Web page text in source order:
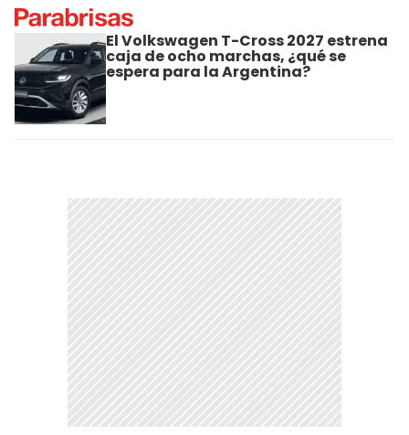
El Volkswagen T-Cross 2027 estrena
caja de ocho marchas, ¿qué se
espera para la Argentina?